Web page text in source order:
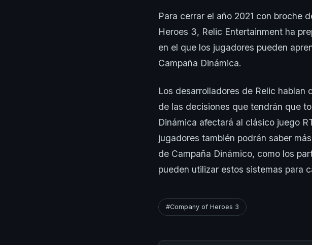
Para cerrar el año 2021 con broche
Heroes 3, Relic Entertainment ha
en el que los jugadores pueden
Campaña Dinámica.
Los desarrolladores de Relic hablan
de las decisiones que tendrán que
Dinámica afectará al clásico juego
jugadores también podrán saber
de Campaña Dinámico, como los
pueden utilizar estos sistemas para
#Company of Heroes 3